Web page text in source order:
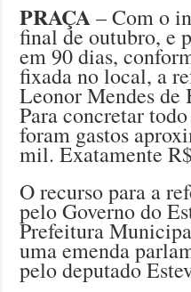
PRAÇA– Com o
final de outubro, e
em 90 dias,
fixada no local, a
Leonor Mendes de
Para concretar
foram gastos
mil. Exatamente
O recurso para a
pelo Governo do
Prefeitura
uma emenda
pelo deputado